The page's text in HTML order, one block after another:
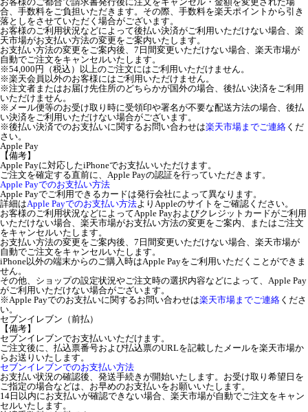
合、手数料をご負担いただきます。その際、手数料を楽天ポイントから引き
落としをさせていただく場合がございます。
お客様のご利用状況などによって後払い決済がご利用いただけない場合、楽
天市場がお支払い方法の変更をご案内いたします。
お支払い方法の変更をご案内後、7日間変更いただけない場合、楽天市場が
自動でご注文をキャンセルいたします。
※54,000円（税込）以上のご注文にはご利用いただけません。
※楽天会員以外のお客様にはご利用いただけません。
※注文者またはお届け先住所のどちらかが国外の場合、後払い決済をご利用
いただけません。
※メール便等のお受け取り時に受領印や署名が不要な配送方法の場合、後払
い決済をご利用いただけない場合がございます。
※後払い決済でのお支払いに関するお問い合わせは楽天市場までご連絡 くだ
さい。
Apple Pay
【備考】
Apple Payに対応したiPhoneでお支払いいただけます。
ご注文を確定する直前に、Apple Payの認証を行っていただきます。
Apple Payでのお支払い方法
Apple Payでご利用できるカードは発行会社によって異なります。
詳細はApple Payでのお支払い方法よりAppleのサイトをご確認ください。
お客様のご利用状況などによってApple Payおよびクレジットカードがご利用
いただけない場合、楽天市場がお支払い方法の変更をご案内、またはご注文
をキャンセルいたします。
お支払い方法の変更をご案内後、7日間変更いただけない場合、楽天市場が
自動でご注文をキャンセルいたします。
iPhone以外の端末からのご購入時はApple Payをご利用いただくことができま
せん。
その他、ショップの設定状況やご注文時の選択内容などによって、Apple Pay
がご利用いただけない場合がございます。
※Apple Payでのお支払いに関するお問い合わせは楽天市場までご連絡 くださ
い。
セブンイレブン（前払）
【備考】
セブンイレブンでお支払いいただけます。
ご注文後に、払込票番号および払込票のURLを記載したメールを楽天市場か
らお送りいたします。
セブンイレブンでのお支払い方法
お支払い状況の確認後、発送手続きが開始いたします。お受け取り希望日を
ご指定の場合などは、お早めのお支払いをお願いいたします。
14日以内にお支払いが確認できない場合、楽天市場が自動でご注文をキャン
セルいたします。